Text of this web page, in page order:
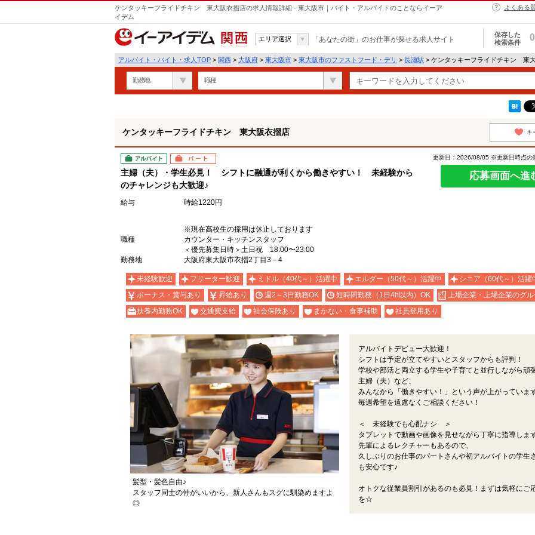
ケンタッキーフライドチキン 東大阪衣摺店の求人情報詳細 - 東大阪市｜バイト・アルバイトのことならイーア
イデム
よくある
関西
エリア選択 「あなたの街」のお仕事が探せる求人サイト
保存した
検索条件
0
アルバイト・バイト・求人TOP > 関西 > 大阪府 > 東大阪市 > 東大阪市のファストフード・デリ > 長瀬駅 > ケンタッキーフライドチキン 東
勤務地 職種
ケンタッキーフライドチキン 東大阪衣摺店 キ
アルバイト パート
主婦（夫）・学生必見！ シフトに融通が利くから働きやすい！ 未経験から
のチャレンジも大歓迎♪
更新日：2026/08/05 ※更新日時点の
応募画面へ進
給与 時給1220円
※現在高校生の採用は休止しております
職種
カウンター・キッチンスタッフ
＜優先募集日時＞土日祝 18:00〜23:00
勤務地
大阪府東大阪市衣摺2丁目3－4
未経験歓迎 フリーター歓迎 ミドル（40代～）活躍中 エルダー（50代～）活躍中
シニア（60代～）活躍
ボーナス・賞与あり
昇給あり 週2～3日勤務OK 短時間勤務（1日4h以内）OK
上場企業・上場企業のグ
扶養内勤務OK
交通費支給 社会保険あり まかない・食事補助 社員登用あり
髪型・髪色自由♪
スタッフ同士の仲がいいから、新人さんもスグに馴染めますよ
◎
アルバイトデビュー大歓迎！
シフトは予定が立てやすいとスタッフからも評判！
学校や部活と両立する学生や子育てと並行しながら頑
主婦（夫）など、
みんなから「働きやすい！」という声が上がっていま
毎週希望を遠慮なくご相談ください！
＜ 未経験でも心配ナシ ＞
タブレットで動画や画像を見せながら丁寧に指導しま
先輩によるレクチャーもあるので、
久しぶりのお仕事のパートさんや初アルバイトの学生
も安心です♪
オトクな従業員割引があるのも必見！まずは気軽にご
を☆